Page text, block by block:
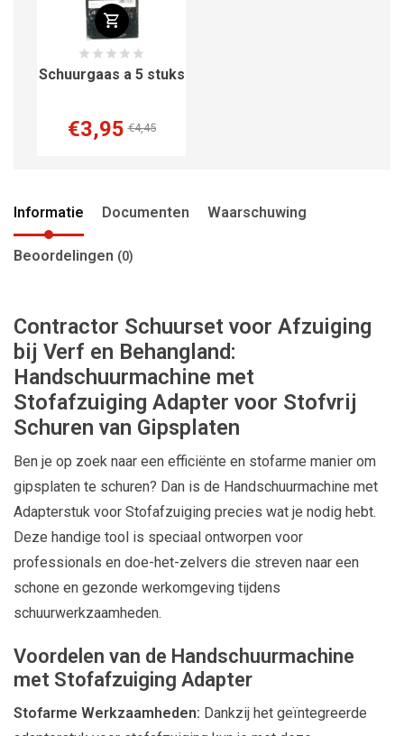
Schuurgaas a 5 stuks
€3,95 €4,45
Informatie Documenten Waarschuwing
Beoordelingen (0)
Contractor Schuurset voor Afzuiging
bij Verf en Behangland:
Handschuurmachine met
Stofafzuiging Adapter voor Stofvrij
Schuren van Gipsplaten
Ben je op zoek naar een efficiënte en stofarme manier om
gipsplaten te schuren? Dan is de Handschuurmachine met
Adapterstuk voor Stofafzuiging precies wat je nodig hebt.
Deze handige tool is speciaal ontworpen voor
professionals en doe-het-zelvers die streven naar een
schone en gezonde werkomgeving tijdens
schuurwerkzaamheden.
Voordelen van de Handschuurmachine
met Stofafzuiging Adapter
Stofarme Werkzaamheden: Dankzij het geïntegreerde